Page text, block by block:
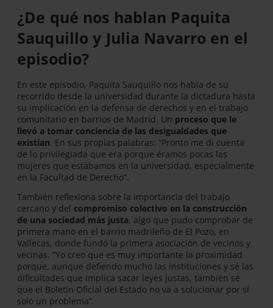
¿De qué nos hablan Paquita
Sauquillo y Julia Navarro en el
episodio?
En este episodio, Paquita Sauquillo nos habla de su
recorrido desde la universidad durante la dictadura hasta
su implicación en la defensa de derechos y en el trabajo
comunitario en barrios de Madrid. Un proceso que le
llevó a tomar conciencia de las desigualdades que
existían. En sus propias palabras: “Pronto me di cuenta
de lo privilegiada que era porque éramos pocas las
mujeres que estábamos en la universidad, especialmente
en la Facultad de Derecho”.
También reflexiona sobre la importancia del trabajo
cercano y del compromiso colectivo en la construcción
de una sociedad más justa, algo que pudo comprobar de
primera mano en el barrio madrileño de El Pozo, en
Vallecas, donde fundó la primera asociación de vecinos y
vecinas. “Yo creo que es muy importante la proximidad
porque, aunque defiendo mucho las instituciones y sé las
dificultades que implica sacar leyes justas, también sé
que el Boletín Oficial del Estado no va a solucionar por sí
solo un problema”.